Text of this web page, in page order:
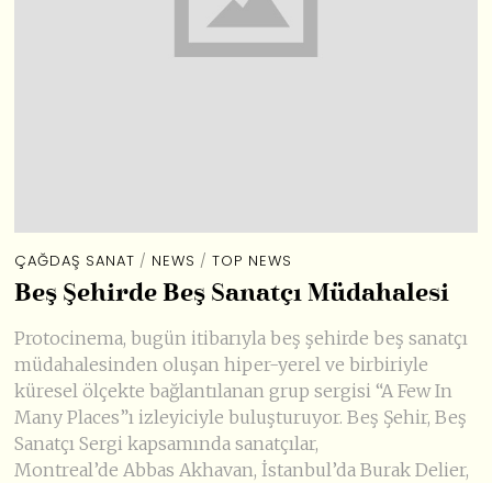
ÇAĞDAŞ SANAT / NEWS / TOP NEWS
Beş Şehirde Beş Sanatçı Müdahalesi
Protocinema, bugün itibarıyla beş şehirde beş sanatçı
müdahalesinden oluşan hiper-yerel ve birbiriyle
küresel ölçekte bağlantılanan grup sergisi “A Few In
Many Places”ı izleyiciyle buluşturuyor. Beş Şehir, Beş
Sanatçı Sergi kapsamında sanatçılar,
Montreal’de Abbas Akhavan, İstanbul’da Burak Delier,